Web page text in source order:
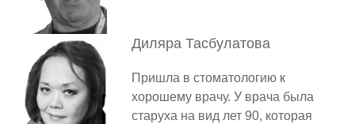
Диляра Тасбулатова
Пришла в стоматологию к
хорошему врачу. У врача была
старуха на вид лет 90, которая